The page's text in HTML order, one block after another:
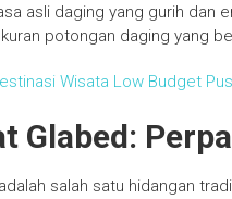
asli daging yang gurih dan
potongan daging yang
Wisata Low Budget
Glabed:
salah satu hidangan